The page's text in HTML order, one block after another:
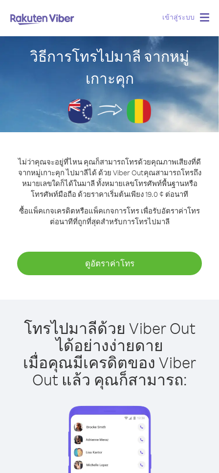
เข้าสู่ระบบ
วิธีการโทรไปมาลี จากหมู่
เกาะคุก
ไม่ว่าคุณจะอยู่ที่ไหน คุณก็สามารถโทรด้วยคุณภาพเสียงที่ดี
จากหมู่เกาะคุก ไปมาลีได้ ด้วย Viber Outคุณสามารถโทรถึง
หมายเลขใดก็ได้ในมาลี ทั้งหมายเลขโทรศัพท์พื้นฐานหรือ
โทรศัพท์มือถือ ด้วยราคาเริ่มต้นเพียง 19.0 ¢ ต่อนาที
ซื้อแพ็คเกจเครดิตหรือแพ็คเกจการโทร เพื่อรับอัตราค่าโทร
ต่อนาทีที่ถูกที่สุดสำหรับการโทรไปมาลี
ดูอัตราค่าโทร
โทรไปมาลีด้วย Viber Out
ได้อย่างง่ายดาย
เมื่อคุณมีเครดิตของ Viber
Out แล้ว คุณก็สามารถ: